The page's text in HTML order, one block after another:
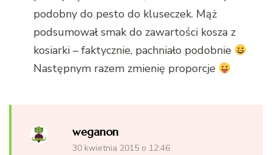
podobny do pesto do kluseczek. Mąż
podsumował smak do zawartości kosza z
kosiarki – faktycznie, pachniało podobnie
Następnym razem zmienię proporcje
weganon
30 kwietnia 2015 o 12:46